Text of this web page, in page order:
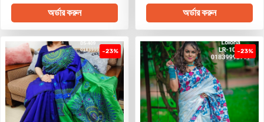
অর্ডার করুন অর্ডার করুন
-23% -23%